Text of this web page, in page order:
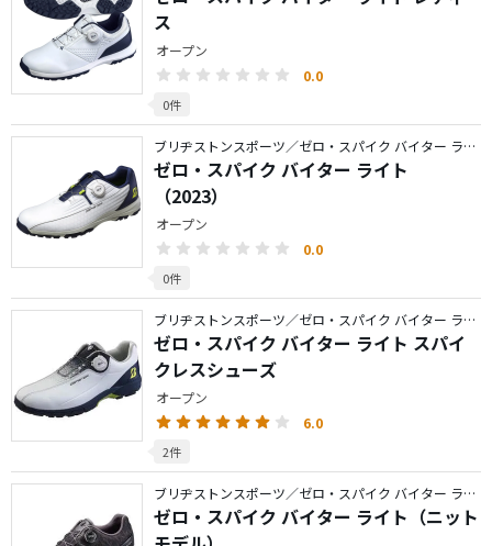
ス
オープン
0.0
0件
ブリヂストンスポーツ／ゼロ・スパイク バイター ライト
ゼロ・スパイク バイター ライト
（2023）
オープン
0.0
0件
ブリヂストンスポーツ／ゼロ・スパイク バイター ライト
ゼロ・スパイク バイター ライト スパイ
クレスシューズ
オープン
6.0
2件
ブリヂストンスポーツ／ゼロ・スパイク バイター ライト
ゼロ・スパイク バイター ライト（ニット